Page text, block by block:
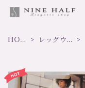
HOM
レッグウエ